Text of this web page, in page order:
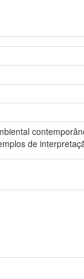
de